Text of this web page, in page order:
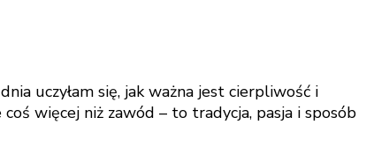
uczyłam się, jak ważna jest cierpliwość i
więcej niż zawód – to tradycja, pasja i sposób